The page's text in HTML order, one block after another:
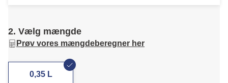
2. Vælg mængde
Prøv vores mængdeberegner her
0,35 L